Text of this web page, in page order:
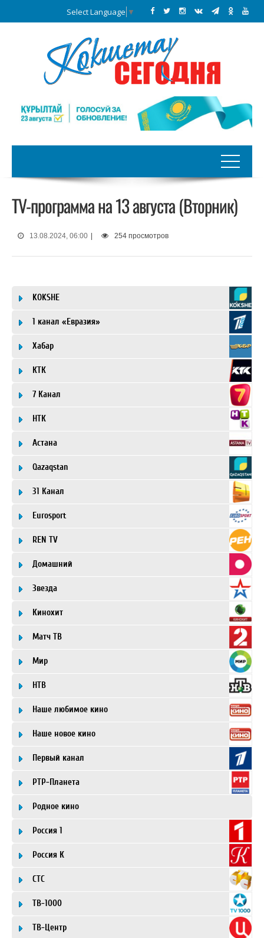
Select Language ▼
TV-программа на 13 августа (Вторник)
13.08.2024, 06:00 254 просмотров
KOKSHE
1 канал «Евразия»
Хабар
КТК
7 Канал
НТК
Астана
Qazaqstan
31 Канал
Eurosport
REN TV
Домашний
Звезда
Кинохит
Матч ТВ
Мир
НТВ
Наше любимое кино
Наше новое кино
Первый канал
РТР-Планета
Родное кино
Россия 1
Россия К
СТС
ТВ-1000
ТВ-Центр